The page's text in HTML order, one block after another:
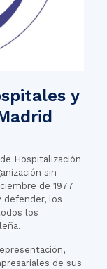
y
Hospitalización
sin
de 1977
defender, los
los
de sus